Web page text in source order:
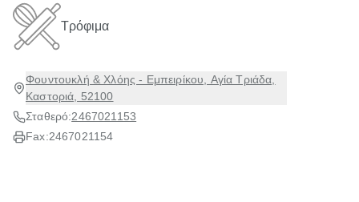
Τρόφιμα
Φουντουκλή & Χλόης - Εμπειρίκου, Αγία Τριάδα,
Καστοριά, 52100
Σταθερό:2467021153
Fax:2467021154